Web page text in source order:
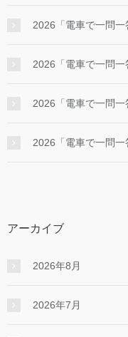
2026「電車で一問
2026「電車で一問
2026「電車で一問
2026「電車で一問
アーカイブ
2026年8月
2026年7月